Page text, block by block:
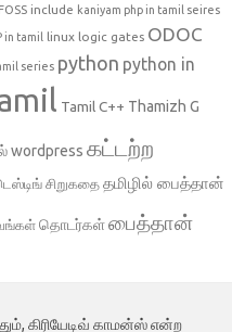
FOSS include kaniyam php in tamil seires
in tamil linux logic gates ODOC
series python python in
Tamil C++ Thamizh G
wordpress கட்டற்ற
சிறுகதை தமிழில் பைத்தான்
தொடர்கள்பைத்தான்
கிரியேடிவ் காமன்ஸ் என்ற